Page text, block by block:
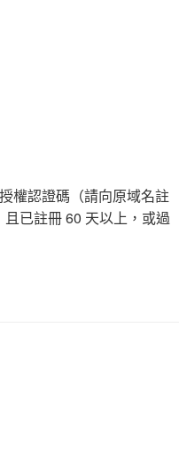
權認證碼（請向原域名註
已註冊 60 天以上，或過